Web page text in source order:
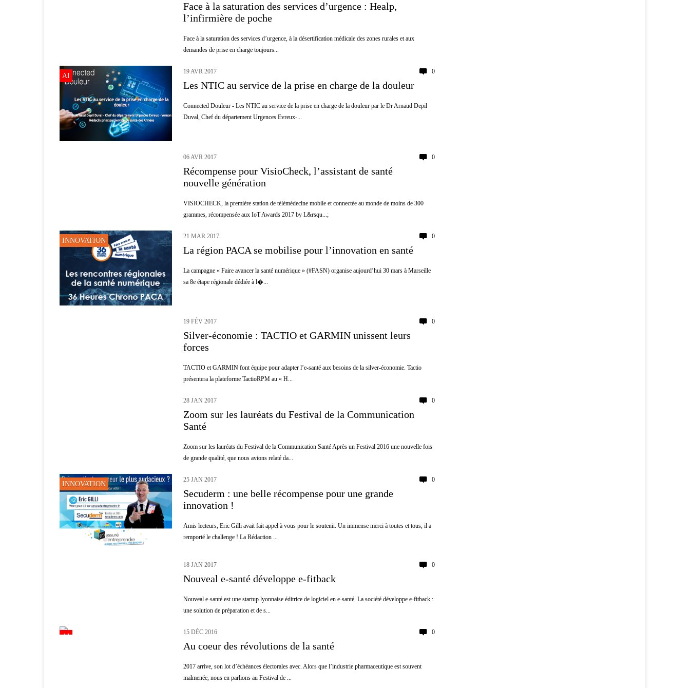
Face à la saturation des services d’urgence : Healp,
l’infirmière de poche
Face à la saturation des services d’urgence, à la désertification médicale des zones rurales et aux
demandes de prise en charge toujours...
AI
19 AVR 2017 0
Les NTIC au service de la prise en charge de la douleur
Connected Douleur - Les NTIC au service de la prise en charge de la douleur par le Dr Arnaud Depil
Duval, Chef du département Urgences Evreux-...
06 AVR 2017 0
Récompense pour VisioCheck, l’assistant de santé
nouvelle génération
VISIOCHECK, la première station de télémédecine mobile et connectée au monde de moins de 300
grammes, récompensée aux IoT Awards 2017 by L&rsqu...;
INNOVATION
21 MAR 2017 0
La région PACA se mobilise pour l’innovation en santé
La campagne « Faire avancer la santé numérique » (#FASN) organise aujourd’hui 30 mars à Marseille
sa 8e étape régionale dédiée à l�...
19 FÉV 2017 0
Silver-économie : TACTIO et GARMIN unissent leurs
forces
TACTIO et GARMIN font équipe pour adapter l’e-santé aux besoins de la silver-économie. Tactio
présentera la plateforme TactioRPM au « H...
28 JAN 2017 0
Zoom sur les lauréats du Festival de la Communication
Santé
Zoom sur les lauréats du Festival de la Communication Santé Après un Festival 2016 une nouvelle fois
de grande qualité, que nous avions relaté da...
INNOVATION
25 JAN 2017 0
Secuderm : une belle récompense pour une grande
innovation !
Amis lecteurs, Eric Gilli avait fait appel à vous pour le soutenir. Un immense merci à toutes et tous, il a
remporté le challenge ! La Rédaction ...
18 JAN 2017 0
Nouveal e-santé développe e-fitback
Nouveal e-santé est une startup lyonnaise éditrice de logiciel en e-santé. La société développe e-fitback :
une solution de préparation et de s...
AI
15 DÉC 2016 0
Au coeur des révolutions de la santé
2017 arrive, son lot d’échéances électorales avec. Alors que l’industrie pharmaceutique est souvent
malmenée, nous en parlions au Festival de ...